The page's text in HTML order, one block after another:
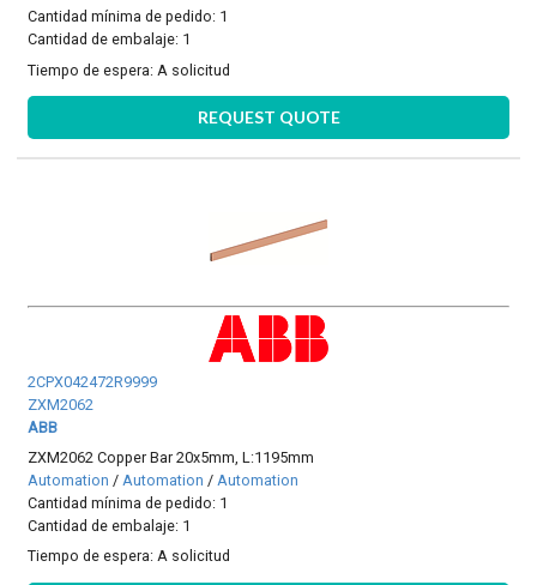
Cantidad mínima de pedido: 1
Cantidad de embalaje: 1
Tiempo de espera: A solicitud
REQUEST QUOTE
2CPX042472R9999
ZXM2062
ABB
ZXM2062 Copper Bar 20x5mm, L:1195mm
Automation / Automation / Automation
Cantidad mínima de pedido: 1
Cantidad de embalaje: 1
Tiempo de espera:A solicitud